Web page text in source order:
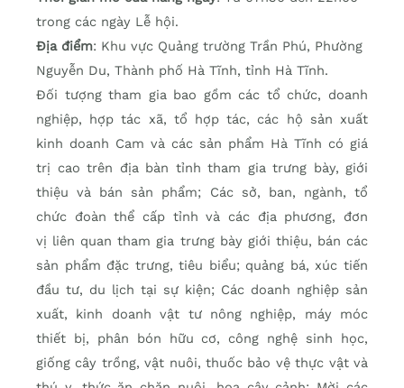
trong các ngày Lễ hội.
Địa điểm: Khu vực Quảng trường Trần Phú, Phường
Nguyễn Du, Thành phố Hà Tĩnh, tỉnh Hà Tĩnh.
Đối tượng tham gia bao gồm các tổ chức, doanh
nghiệp, hợp tác xã, tổ hợp tác, các hộ sản xuất
kinh doanh Cam và các sản phẩm Hà Tĩnh có giá
trị cao trên địa bàn tỉnh tham gia trưng bày, giới
thiệu và bán sản phẩm; Các sở, ban, ngành, tổ
chức đoàn thể cấp tỉnh và các địa phương, đơn
vị liên quan tham gia trưng bày giới thiệu, bán các
sản phẩm đặc trưng, tiêu biểu; quảng bá, xúc tiến
đầu tư, du lịch tại sự kiện; Các doanh nghiệp sản
xuất, kinh doanh vật tư nông nghiệp, máy móc
thiết bị, phân bón hữu cơ, công nghệ sinh học,
giống cây trồng, vật nuôi, thuốc bảo vệ thực vật và